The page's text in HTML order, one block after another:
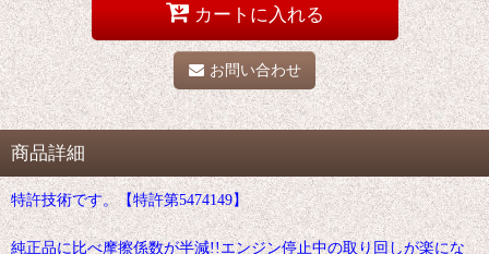
カートに入れる
お問い合わせ
商品詳細
特許技術です。【特許第5474149】
純正品に比べ摩擦係数が半減!!エンジン停止中の取り回しが楽にな